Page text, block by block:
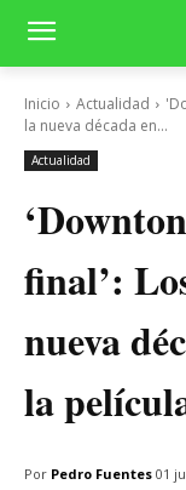
Inicio Actualidad
la nueva década en...
Actualidad
final’:
nueva
la
Por Pedro Fuentes 01